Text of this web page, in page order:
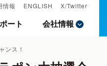
ート 会社情報
情報 ENGLISH X/Twitter
ンス！
ート 会社情報
情報 ENGLISH X/Twitter